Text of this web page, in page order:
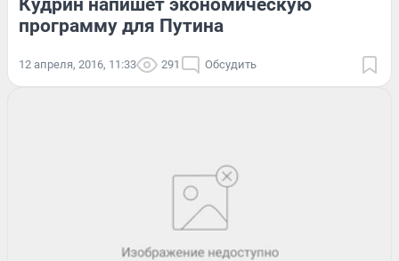
Кудрин напишет экономическую
программу для Путина
12 апреля, 2016, 11:33 291 Обсудить